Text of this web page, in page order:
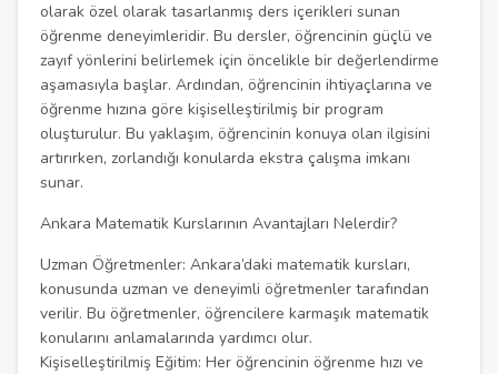
olarak özel olarak tasarlanmış ders içerikleri sunan
öğrenme deneyimleridir. Bu dersler, öğrencinin güçlü ve
zayıf yönlerini belirlemek için öncelikle bir değerlendirme
aşamasıyla başlar. Ardından, öğrencinin ihtiyaçlarına ve
öğrenme hızına göre kişiselleştirilmiş bir program
oluşturulur. Bu yaklaşım, öğrencinin konuya olan ilgisini
artırırken, zorlandığı konularda ekstra çalışma imkanı
sunar.
Ankara Matematik Kurslarının Avantajları Nelerdir?
Uzman Öğretmenler: Ankara’daki matematik kursları,
konusunda uzman ve deneyimli öğretmenler tarafından
verilir. Bu öğretmenler, öğrencilere karmaşık matematik
konularını anlamalarında yardımcı olur.
Kişiselleştirilmiş Eğitim: Her öğrencinin öğrenme hızı ve